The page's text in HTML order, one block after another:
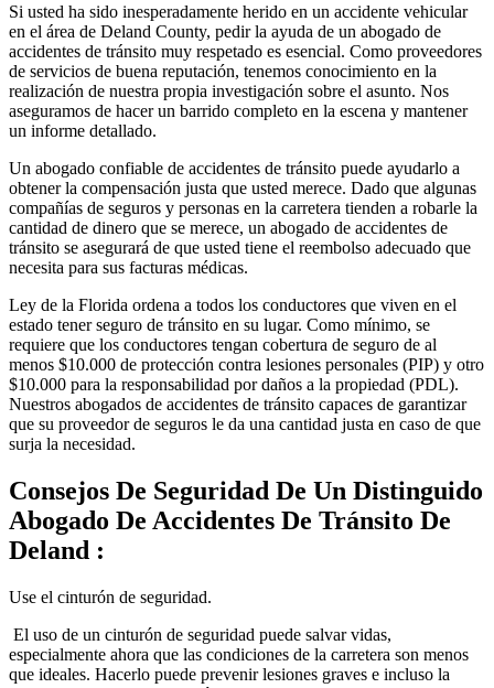
Si usted ha sido inesperadamente herido en un accidente vehicular
en el área de Deland County, pedir la ayuda de un abogado de
accidentes de tránsito muy respetado es esencial. Como proveedores
de servicios de buena reputación, tenemos conocimiento en la
realización de nuestra propia investigación sobre el asunto. Nos
aseguramos de hacer un barrido completo en la escena y mantener
un informe detallado.
Un abogado confiable de accidentes de tránsito puede ayudarlo a
obtener la compensación justa que usted merece. Dado que algunas
compañías de seguros y personas en la carretera tienden a robarle la
cantidad de dinero que se merece, un abogado de accidentes de
tránsito se asegurará de que usted tiene el reembolso adecuado que
necesita para sus facturas médicas.
Ley de la Florida ordena a todos los conductores que viven en el
estado tener seguro de tránsito en su lugar. Como mínimo, se
requiere que los conductores tengan cobertura de seguro de al
menos $10.000 de protección contra lesiones personales (PIP) y otro
$10.000 para la responsabilidad por daños a la propiedad (PDL).
Nuestros abogados de accidentes de tránsito capaces de garantizar
que su proveedor de seguros le da una cantidad justa en caso de que
surja la necesidad.
Consejos De Seguridad De Un Distinguido
Abogado De Accidentes De Tránsito De
Deland :
Use el cinturón de seguridad.
El uso de un cinturón de seguridad puede salvar vidas,
especialmente ahora que las condiciones de la carretera son menos
que ideales. Hacerlo puede prevenir lesiones graves e incluso la